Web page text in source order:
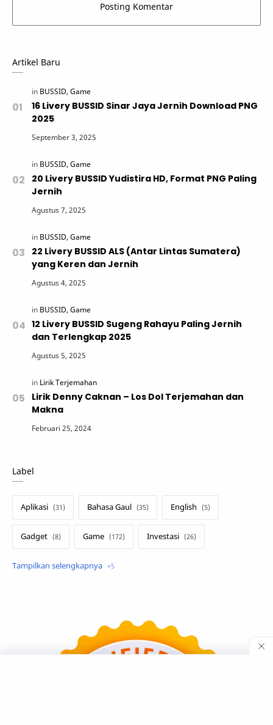
Artikel Baru
16 Livery BUSSID Sinar Jaya Jernih Download PNG
2025
20 Livery BUSSID Yudistira HD, Format PNG Paling
Jernih
22 Livery BUSSID ALS (Antar Lintas Sumatera)
yang Keren dan Jernih
12 Livery BUSSID Sugeng Rahayu Paling Jernih
dan Terlengkap 2025
Lirik Denny Caknan – Los Dol Terjemahan dan
Makna
Label
Aplikasi Bahasa Gaul English
Gadget Game Investasi
Lirik Terjemahan